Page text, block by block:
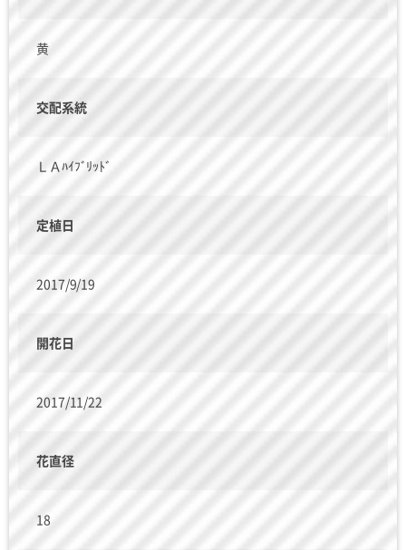
黄
交配系統
ＬＡﾊｲﾌﾞﾘｯﾄﾞ
定植日
2017/9/19
開花日
2017/11/22
花直径
18